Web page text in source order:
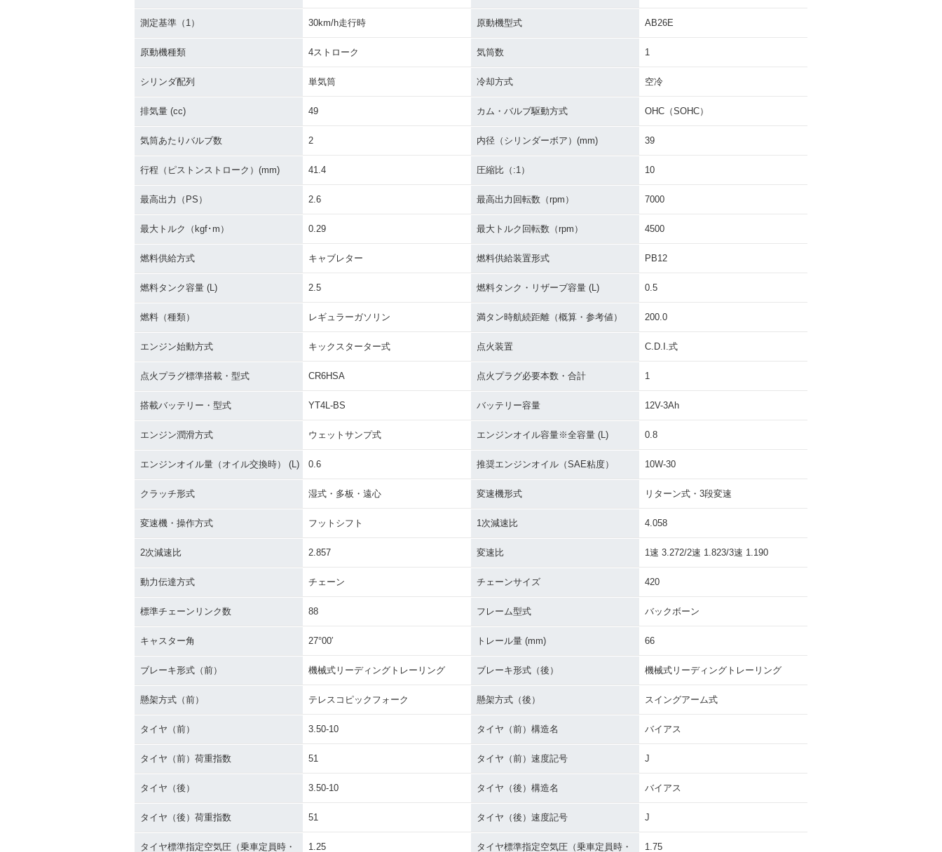
測定基準（1） 30km/h走行時 原動機型式 AB26E
原動機種類 4ストローク 気筒数 1
シリンダ配列 単気筒 冷却方式 空冷
排気量 (cc) 49 カム・バルブ駆動方式 OHC（SOHC）
気筒あたりバルブ数 2 内径（シリンダーボア）(mm) 39
行程（ピストンストローク）(mm) 41.4 圧縮比（:1） 10
最高出力（PS） 2.6 最高出力回転数（rpm） 7000
最大トルク（kgf･m） 0.29 最大トルク回転数（rpm） 4500
燃料供給方式 キャブレター 燃料供給装置形式 PB12
燃料タンク容量 (L) 2.5 燃料タンク・リザーブ容量 (L) 0.5
燃料（種類） レギュラーガソリン 満タン時航続距離（概算・参考値） 200.0
エンジン始動方式 キックスターター式 点火装置 C.D.I.式
点火プラグ標準搭載・型式 CR6HSA 点火プラグ必要本数・合計 1
搭載バッテリー・型式 YT4L-BS バッテリー容量 12V-3Ah
エンジン潤滑方式 ウェットサンプ式 エンジンオイル容量※全容量 (L) 0.8
エンジンオイル量（オイル交換時） (L) 0.6 推奨エンジンオイル（SAE粘度） 10W-30
クラッチ形式 湿式・多板・遠心 変速機形式 リターン式・3段変速
変速機・操作方式 フットシフト 1次減速比 4.058
2次減速比 2.857 変速比 1速 3.272/2速 1.823/3速 1.190
動力伝達方式 チェーン チェーンサイズ 420
標準チェーンリンク数 88 フレーム型式 バックボーン
キャスター角 27°00′ トレール量 (mm) 66
ブレーキ形式（前） 機械式リーディングトレーリング ブレーキ形式（後） 機械式リーディングトレーリング
懸架方式（前） テレスコピックフォーク 懸架方式（後） スイングアーム式
タイヤ（前） 3.50-10 タイヤ（前）構造名 バイアス
タイヤ（前）荷重指数 51 タイヤ（前）速度記号 J
タイヤ（後） 3.50-10 タイヤ（後）構造名 バイアス
タイヤ（後）荷重指数 51 タイヤ（後）速度記号 J
タイヤ標準指定空気圧（乗車定員時・ 1.25 タイヤ標準指定空気圧（乗車定員時・ 1.75